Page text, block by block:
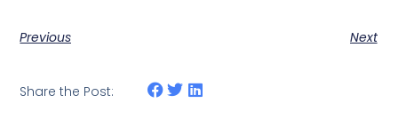
Previous Next
Share the Post: